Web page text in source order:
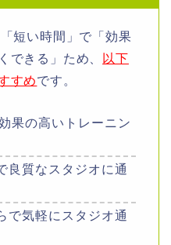
短い時間」で「効果
できる」ため、
以下
すめです。
果の高いトレーニン
良質なスタジオに通
で気軽にスタジオ通